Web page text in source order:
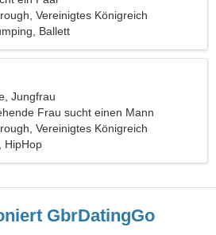
Vereinigtes Königreich
Ballett
Jungfrau
Frau sucht einen Mann
Vereinigtes Königreich
HipHop
GbrDatingGo